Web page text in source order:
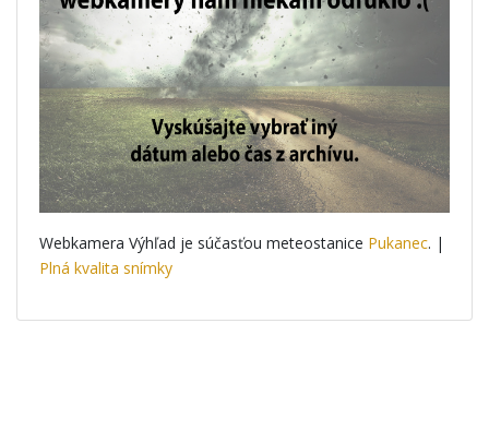
Webkamera Výhľad je súčasťou meteostanice Pukanec. |
Plná kvalita snímky